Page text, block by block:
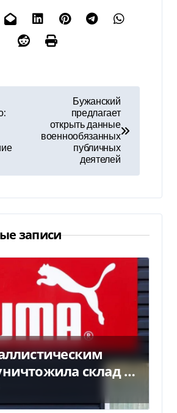
Бужанский
предлагает
открыть данные
военнообязанных
публичных
деятелей
записи
склад с
детали